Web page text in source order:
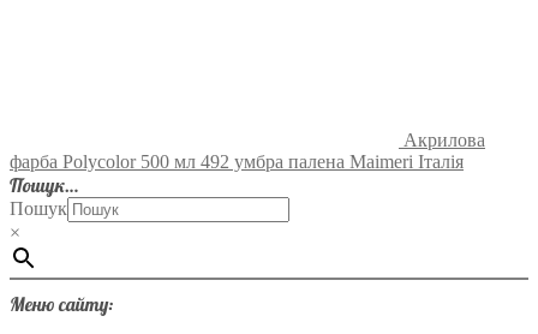
Акрилова
фарба Polycolor 500 мл 492 умбра палена Maimeri Італія
Пошук…
Пошук
×
Меню сайту: